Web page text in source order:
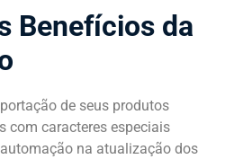
Benefícios da
de seus produtos
com caracteres especiais
na atualização dos